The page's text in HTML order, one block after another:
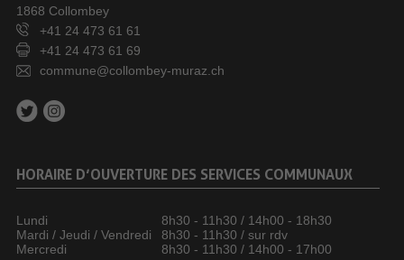
1868 Collombey
+41 24 473 61 61
+41 24 473 61 69
commune@collombey-muraz.ch
HORAIRE D’OUVERTURE DES SERVICES COMMUNAUX
Lundi
8h30 - 11h30 / 14h00 - 18h30
Mardi / Jeudi / Vendredi
8h30 - 11h30 / sur rdv
Mercredi
8h30 - 11h30 / 14h00 - 17h00